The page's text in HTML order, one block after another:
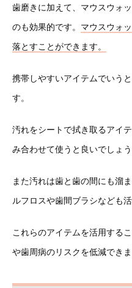
歯磨きに加えて、マウスウォ
のも効果的です。 マウスウォ
落とすことができます。
携帯しやすいアイテムでいう
す。
汚れをシートで拭き取るアイ
み合わせて使うと良いでしょう
また汚れは歯と歯の間にも溜
ルフロスや歯間ブラシなども
これらのアイテムを活用する
や歯周病のリスクを低減できま